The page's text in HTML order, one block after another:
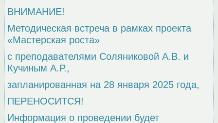
ВНИМАНИЕ!
Методическая встреча в рамках проекта
«Мастерская роста»
с преподавателями Соляниковой А.В. и
Кучиным А.Р.,
запланированная на 28 января 2025 года,
ПЕРЕНОСИТСЯ!
Информация о проведении будет